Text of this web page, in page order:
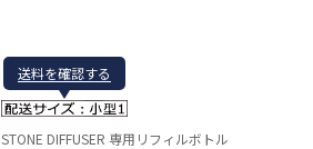
送料を確認する
STONE DIFFUSER 専用リフィルボトル